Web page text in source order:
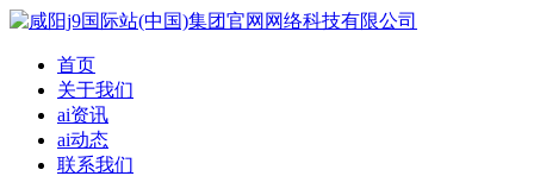
首页
关于我们
ai资讯
ai动态
联系我们